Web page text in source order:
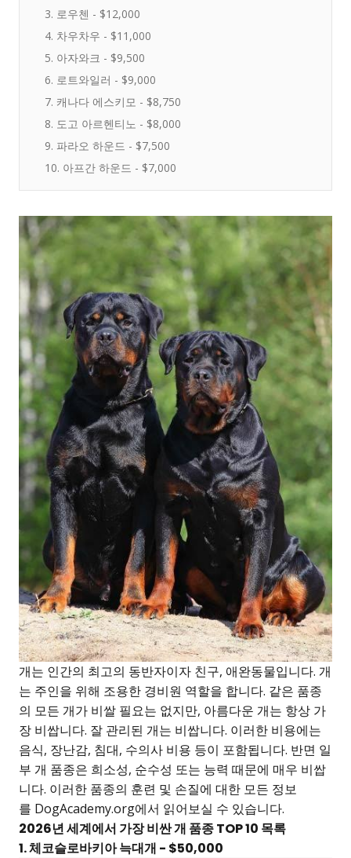
3. 로우첸 - $12,000
4. 차우차우 - $11,000
5. 아자와크 - $9,500
6. 로트와일러 - $9,000
7. 캐나다 에스키모 - $8,750
8. 도고 아르헨티노 - $8,000
9. 파라오 하운드 - $7,500
10. 아프간 하운드 - $7,000
개는 인간의 최고의 동반자이자 친구, 애완동물입니다. 개
는 주인을 위해 조용한 경비원 역할을 합니다. 같은 품종
의 모든 개가 비쌀 필요는 없지만, 아름다운 개는 항상 가
장 비쌉니다. 잘 관리된 개는 비쌉니다. 이러한 비용에는
음식, 장난감, 침대, 수의사 비용 등이 포함됩니다. 반면 일
부 개 품종은 희소성, 순수성 또는 능력 때문에 매우 비쌉
니다. 이러한 품종의 훈련 및 손질에 대한 모든 정보
를 DogAcademy.org에서 읽어보실 수 있습니다.
2026년 세계에서 가장 비싼 개 품종 TOP 10 목록
1. 체코슬로바키아 늑대개 - $50,000